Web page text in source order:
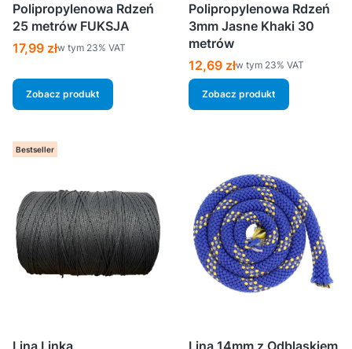
Polipropylenowa Rdzeń
25 metrów FUKSJA
Cena brutto
17,99 złw tym %s VAT
w tym 23% VAT
Zobacz produkt
Polipropylenowa Rdzeń
3mm Jasne Khaki 30
metrów
Cena brutto
12,69 złw tym %s VAT
w tym 23% VAT
Zobacz produkt
Bestseller
Lina Linka
Lina 14mm z Odblaskiem